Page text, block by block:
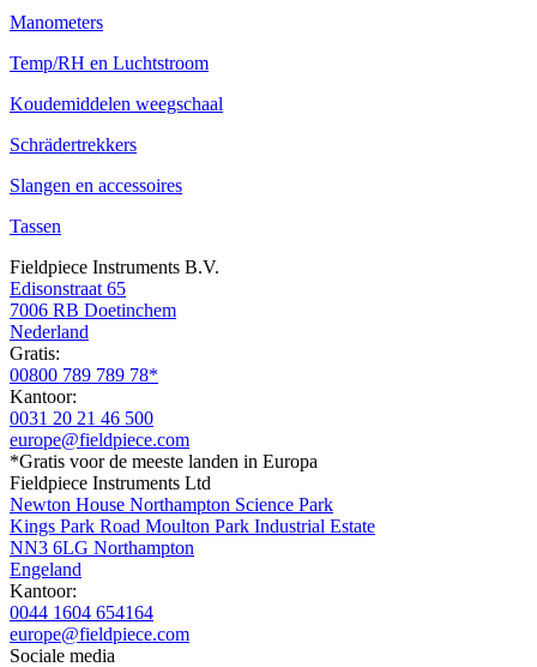
Manometers
Temp/RH en Luchtstroom
Koudemiddelen weegschaal
Schrädertrekkers
Slangen en accessoires
Tassen
Fieldpiece Instruments B.V.
Edisonstraat 65
7006 RB Doetinchem
Nederland
Gratis:
00800 789 789 78*
Kantoor:
0031 20 21 46 500
europe@fieldpiece.com
*Gratis voor de meeste landen in Europa
Fieldpiece Instruments Ltd
Newton House Northampton Science Park
Kings Park Road Moulton Park Industrial Estate
NN3 6LG Northampton
Engeland
Kantoor:
0044 1604 654164
europe@fieldpiece.com
Sociale media